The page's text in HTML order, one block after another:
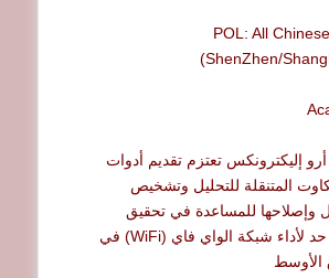
POL: All
(ShenZhen/
إليكترونكس تعتزم تقديم أدوات
المتنقلة للتحليل وتشخيص
وإصلاحها للمساعدة في تحقيق
أقصى حد لأداء شبكة الواي فاي (WiFi) في
الأوسط